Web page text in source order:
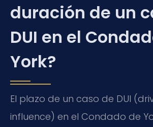
duración de un
DUI en el
York?
El plazo de un caso de DUI
influence) en el Condado de